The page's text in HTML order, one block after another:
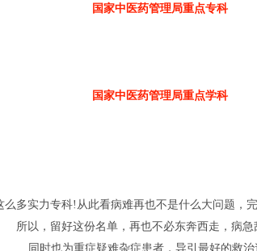
国家中医药管理局重点专科
国家中医药管理局重点学科
么多实力专科!从此看病难再也不是什么大问题，
所以，留好这份名单，再也不必东奔西走，病急
同时也为重症疑难杂症患者，导引最好的救治